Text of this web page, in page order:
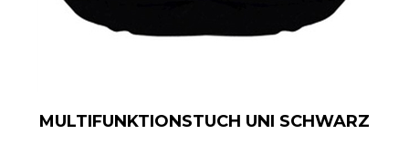
MULTIFUNKTIONSTUCH UNI SCHWARZ